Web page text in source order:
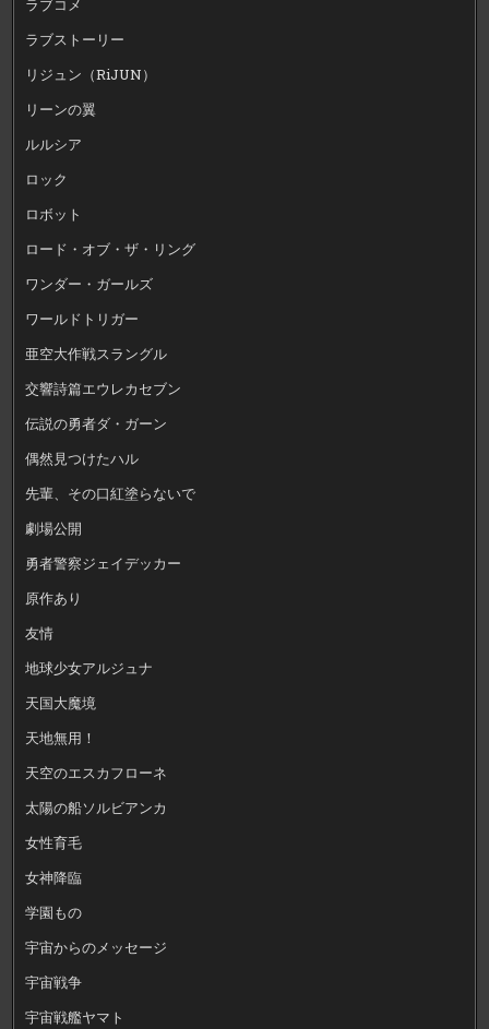
ラブコメ
ラブストーリー
リジュン（RiJUN）
リーンの翼
ルルシア
ロック
ロボット
ロード・オブ・ザ・リング
ワンダー・ガールズ
ワールドトリガー
亜空大作戦スラングル
交響詩篇エウレカセブン
伝説の勇者ダ・ガーン
偶然見つけたハル
先輩、その口紅塗らないで
劇場公開
勇者警察ジェイデッカー
原作あり
友情
地球少女アルジュナ
天国大魔境
天地無用！
天空のエスカフローネ
太陽の船ソルビアンカ
女性育毛
女神降臨
学園もの
宇宙からのメッセージ
宇宙戦争
宇宙戦艦ヤマト